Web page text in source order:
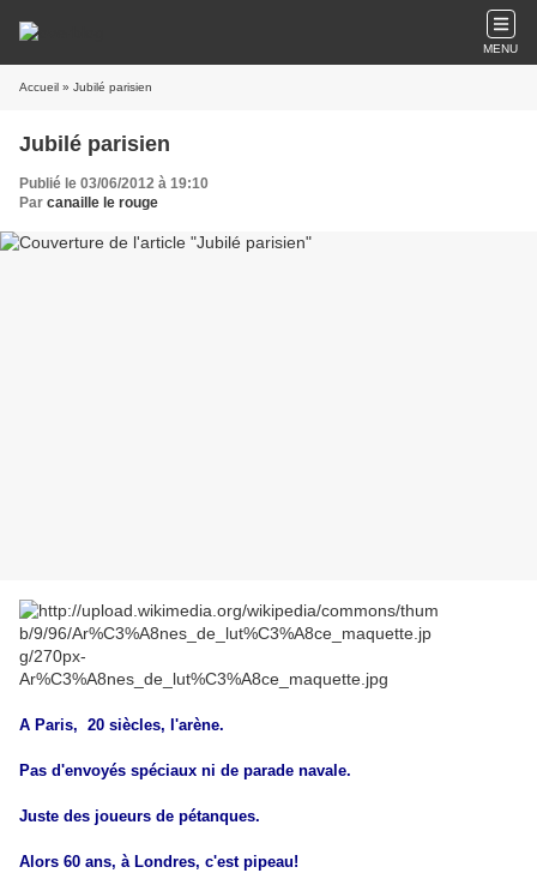
MENU
Accueil » Jubilé parisien
Jubilé parisien
Publié le 03/06/2012 à 19:10
Par canaille le rouge
A Paris, 20 siècles, l'arène.
Pas d'envoyés spéciaux ni de parade navale.
Juste des joueurs de pétanques.
Alors 60 ans, à Londres, c'est pipeau!